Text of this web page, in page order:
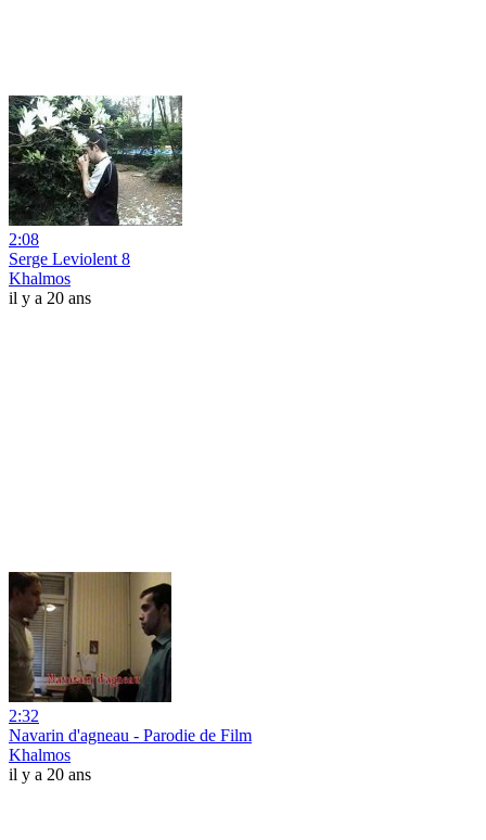
2:08
Serge Leviolent 8
Khalmos
il y a 20 ans
2:32
Navarin d'agneau - Parodie de Film
Khalmos
il y a 20 ans